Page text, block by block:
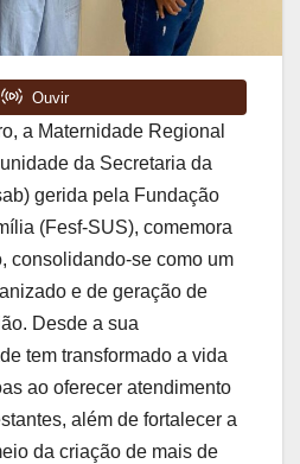
a Maternidade Regional
da Secretaria da
gerida pela Fundação
(Fesf-SUS), comemora
consolidando-se como um
e de geração de
Desde a sua
tem transformado a vida
ao oferecer atendimento
além de fortalecer a
da criação de mais de